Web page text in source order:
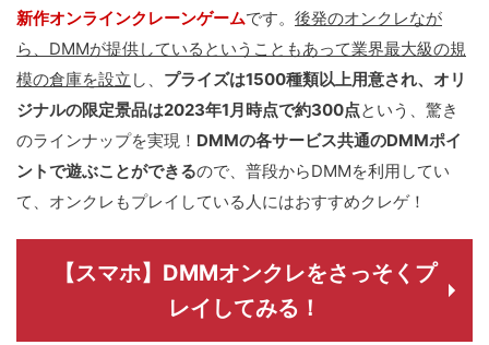
新作オンラインクレーンゲームです。 後発のオンクレなが
ら、DMMが提供しているということもあって業界最大級の規
模の倉庫を設立 し、 プライズは1500種類以上用意され、オリ
ジナルの限定景品は2023年1月時点で約300点という、驚き
のラインナップを実現！ DMMの各サービス共通のDMMポイ
ントで遊ぶことができるので、普段からDMMを利用してい
て、オンクレもプレイしている人にはおすすめクレゲ！
【スマホ】DMMオンクレをさっそくプ
レイしてみる！